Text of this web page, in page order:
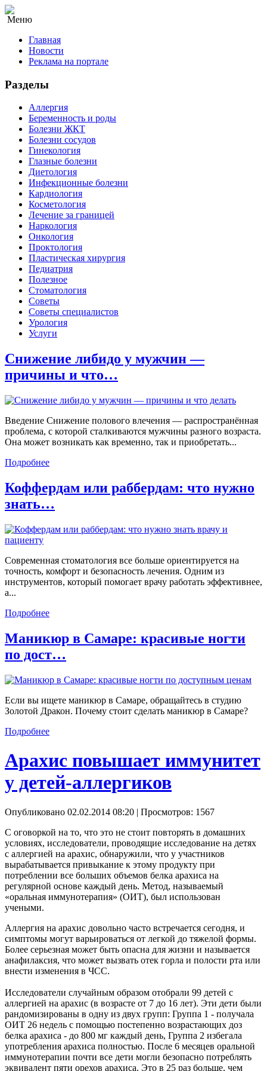
Меню
Главная
Новости
Реклама на портале
Разделы
Аллергия
Беременность и роды
Болезни ЖКТ
Болезни сосудов
Гинекология
Глазные болезни
Диетология
Инфекционные болезни
Кардиология
Косметология
Лечение за границей
Наркология
Онкология
Проктология
Пластическая хирургия
Педиатрия
Полезное
Стоматология
Советы
Советы специалистов
Урология
Услуги
Снижение либидо у мужчин —
причины и что…
Введение Снижение полового влечения — распространённая
проблема, с которой сталкиваются мужчины разного возраста.
Она может возникать как временно, так и приобретать...
Подробнее
Коффердам или раббердам: что нужно
знать…
Современная стоматология все больше ориентируется на
точность, комфорт и безопасность лечения. Одним из
инструментов, который помогает врачу работать эффективнее,
а...
Подробнее
Маникюр в Самаре: красивые ногти
по дост…
Если вы ищете маникюр в Самаре, обращайтесь в студию
Золотой Дракон. Почему стоит сделать маникюр в Самаре?
Подробнее
Арахис повышает иммунитет
у детей-аллергиков
Опубликовано 02.02.2014 08:20 | Просмотров: 1567
С оговоркой на то, что это не стоит повторять в домашних
условиях, исследователи, проводящие исследование на детях
с аллергией на арахис, обнаружили, что у участников
вырабатывается привыкание к этому продукту при
потреблении все больших объемов белка арахиса на
регулярной основе каждый день. Метод, называемый
«оральная иммунотерапия» (ОИТ), был использован
учеными.
Аллергия на арахис довольно часто встречается сегодня, и
симптомы могут варьироваться от легкой до тяжелой формы.
Более серьезная может быть опасна для жизни и называется
анафилаксия, что может вызвать отек горла и полости рта или
внести изменения в ЧСС.
Исследователи случайным образом отобрали 99 детей с
аллергией на арахис (в возрасте от 7 до 16 лет). Эти дети были
рандомизированы в одну из двух групп: Группа 1 - получала
ОИТ 26 недель с помощью постепенно возрастающих доз
белка арахиса - до 800 мг каждый день, Группа 2 избегала
употребления арахиса полностью. После 6 месяцев оральной
иммунотерапии почти все дети могли безопасно потреблять
эквивалент пяти орехов арахиса. Это в 25 раз больше, чем